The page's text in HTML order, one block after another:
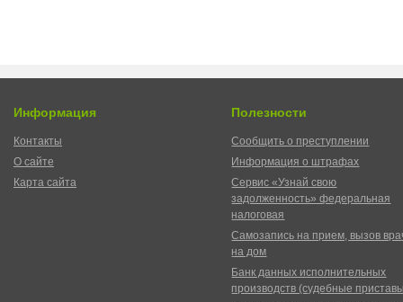
Информация
Контакты
О сайте
Карта сайта
Полезности
Сообщить о преступлении
Информация о штрафах
Сервис «Узнай свою
задолженность» федеральная
налоговая
Самозапись на прием, вызов
на дом
Банк данных исполнительных
производств (судебные